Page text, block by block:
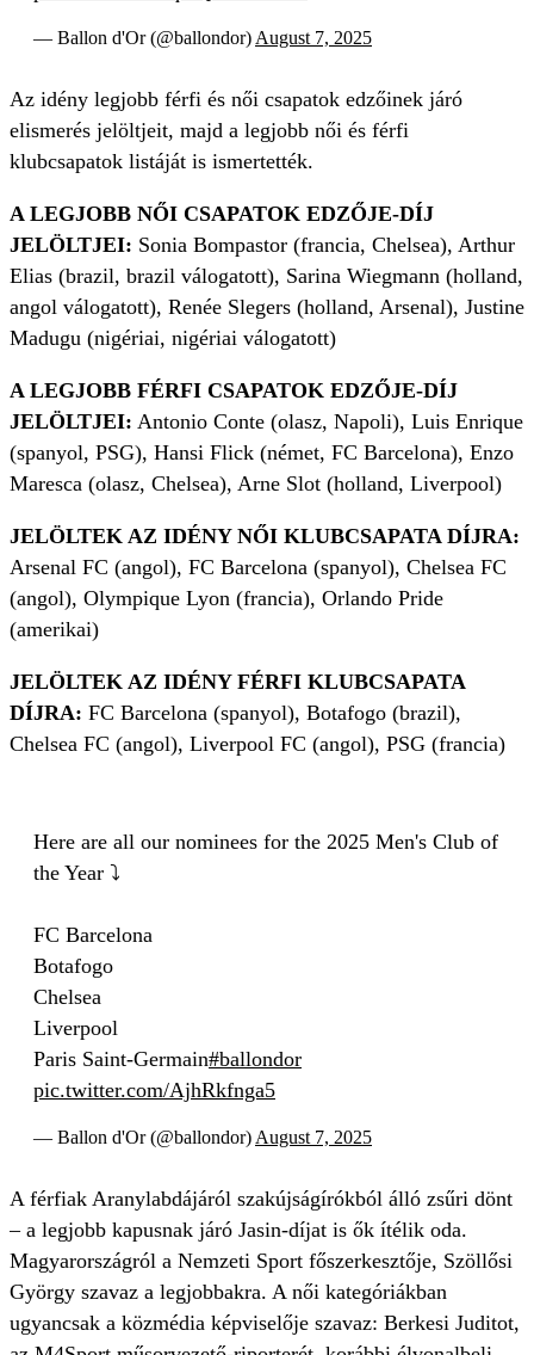
— Ballon d'Or (@ballondor) August 7, 2025
Az idény legjobb férfi és női csapatok edzőinek járó
elismerés jelöltjeit, majd a legjobb női és férfi
klubcsapatok listáját is ismertették.
A LEGJOBB NŐI CSAPATOK EDZŐJE-DÍJ
JELÖLTJEI: Sonia Bompastor (francia, Chelsea), Arthur
Elias (brazil, brazil válogatott), Sarina Wiegmann (holland,
angol válogatott), Renée Slegers (holland, Arsenal), Justine
Madugu (nigériai, nigériai válogatott)
A LEGJOBB FÉRFI CSAPATOK EDZŐJE-DÍJ
JELÖLTJEI: Antonio Conte (olasz, Napoli), Luis Enrique
(spanyol, PSG), Hansi Flick (német, FC Barcelona), Enzo
Maresca (olasz, Chelsea), Arne Slot (holland, Liverpool)
JELÖLTEK AZ IDÉNY NŐI KLUBCSAPATA DÍJRA:
Arsenal FC (angol), FC Barcelona (spanyol), Chelsea FC
(angol), Olympique Lyon (francia), Orlando Pride
(amerikai)
JELÖLTEK AZ IDÉNY FÉRFI KLUBCSAPATA
DÍJRA: FC Barcelona (spanyol), Botafogo (brazil),
Chelsea FC (angol), Liverpool FC (angol), PSG (francia)
Here are all our nominees for the 2025 Men's Club of
the Year ⤵️
FC Barcelona
Botafogo
Chelsea
Liverpool
Paris Saint-Germain#ballondor
pic.twitter.com/AjhRkfnga5
— Ballon d'Or (@ballondor) August 7, 2025
A férfiak Aranylabdájáról szakújságírókból álló zsűri dönt
– a legjobb kapusnak járó Jasin-díjat is ők ítélik oda.
Magyarországról a Nemzeti Sport főszerkesztője, Szöllősi
György szavaz a legjobbakra. A női kategóriákban
ugyancsak a közmédia képviselője szavaz: Berkesi Juditot,